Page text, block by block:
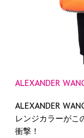
ALEXANDER
ALEXANDER
レンジカラーがこ
衝撃！